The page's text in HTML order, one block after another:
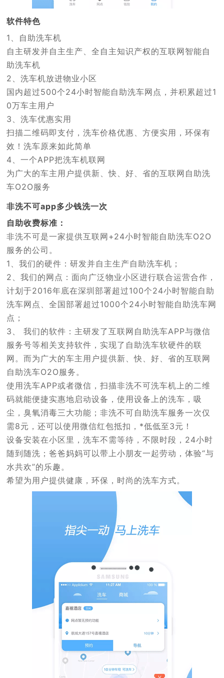
软件特色
1、自助洗车机
自主研发并自主生产、全自主知识产权的互联网智能自
助洗车机
2、洗车机放进物业小区
国内超过500个24小时智能自助洗车网点，并积累超过1
0万车主用户
3、洗车优惠实用
扫描二维码即支付，洗车价格优惠、方便实用，环保有
效！洗车原来如此简单
4、一个APP把洗车机联网
为广大的车主用户提供新、快、好、省的互联网自助洗
车O2O服务
非洗不可app多少钱洗一次
自助收费标准：
非洗不可是一家提供互联网+24小时智能自助洗车O2O
服务的公司。
1、我们的硬件：研发并自主生产自助洗车机；
2、我们的网点：面向广泛物业小区进行联合运营合作，
计划于2016年底在深圳部署超过100个24小时智能自助
洗车网点、全国部署超过1000个24小时智能自助洗车网
点；
3、 我们的软件：主研发了互联网自助洗车APP与微信
服务号等相关支持软件，实现了自助洗车软硬件的联
网。而为广大的车主用户提供新、快、好、省的互联网
自助洗车O2O服务。
使用洗车APP或者微信，扫描非洗不可洗车机上的二维
码就能便捷实惠地启动设备，使用设备上的洗车，吸
尘，臭氧消毒三大功能；非洗不可自助洗车服务一次仅
需8元，还可以使用微信红包抵扣，*低低至3元！
设备安装在小区里，洗车不需等待，不限时段，24小时
随到随洗；爸爸妈妈可以带上小朋友一起劳动，体验“与
水共欢”的乐趣。
希望为用户提供健康，环保，时尚的洗车方式。